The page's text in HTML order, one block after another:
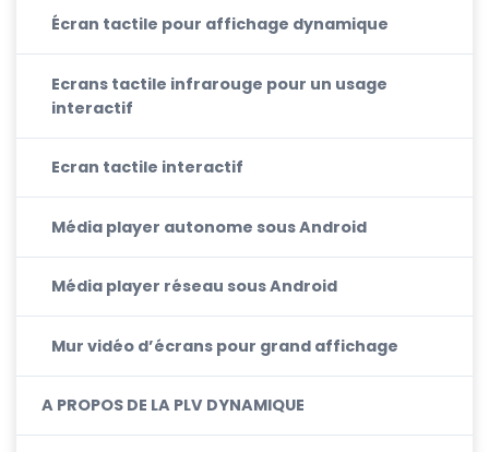
Écran tactile pour affichage dynamique
Ecrans tactile infrarouge pour un usage
interactif
Ecran tactile interactif
Média player autonome sous Android
Média player réseau sous Android
Mur vidéo d’écrans pour grand affichage
A PROPOS DE LA PLV DYNAMIQUE